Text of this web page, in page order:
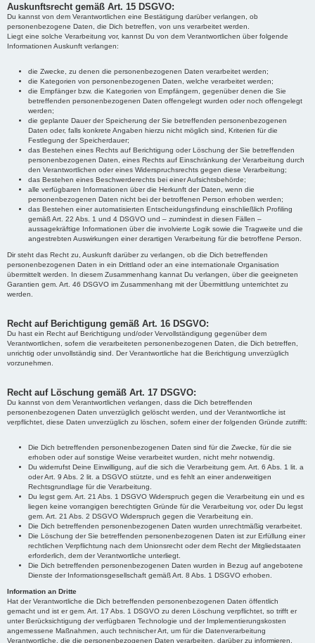
Auskunftsrecht gemäß Art. 15 DSGVO:
Du kannst von dem Verantwortlichen eine Bestätigung darüber verlangen, ob
personenbezogene Daten, die Dich betreffen, von uns verarbeitet werden.
Liegt eine solche Verarbeitung vor, kannst Du von dem Verantwortlichen über folgende
Informationen Auskunft verlangen:
die Zwecke, zu denen die personenbezogenen Daten verarbeitet werden;
die Kategorien von personenbezogenen Daten, welche verarbeitet werden;
die Empfänger bzw. die Kategorien von Empfängern, gegenüber denen die Sie
betreffenden personenbezogenen Daten offengelegt wurden oder noch offengelegt
werden;
die geplante Dauer der Speicherung der Sie betreffenden personenbezogenen
Daten oder, falls konkrete Angaben hierzu nicht möglich sind, Kriterien für die
Festlegung der Speicherdauer;
das Bestehen eines Rechts auf Berichtigung oder Löschung der Sie betreffenden
personenbezogenen Daten, eines Rechts auf Einschränkung der Verarbeitung durch
den Verantwortlichen oder eines Widerspruchsrechts gegen diese Verarbeitung;
das Bestehen eines Beschwerderechts bei einer Aufsichtsbehörde;
alle verfügbaren Informationen über die Herkunft der Daten, wenn die
personenbezogenen Daten nicht bei der betroffenen Person erhoben werden;
das Bestehen einer automatisierten Entscheidungsfindung einschließlich Profiling
gemäß Art. 22 Abs. 1 und 4 DSGVO und – zumindest in diesen Fällen –
aussagekräftige Informationen über die involvierte Logik sowie die Tragweite und die
angestrebten Auswirkungen einer derartigen Verarbeitung für die betroffene Person.
Dir steht das Recht zu, Auskunft darüber zu verlangen, ob die Dich betreffenden
personenbezogenen Daten in ein Drittland oder an eine internationale Organisation
übermittelt werden. In diesem Zusammenhang kannat Du verlangen, über die geeigneten
Garantien gem. Art. 46 DSGVO im Zusammenhang mit der Übermittlung unterrichtet zu
werden.
Recht auf Berichtigung gemäß Art. 16 DSGVO:
Du hast ein Recht auf Berichtigung und/oder Vervollständigung gegenüber dem
Verantwortlichen, sofern die verarbeiteten personenbezogenen Daten, die Dich betreffen,
unrichtig oder unvollständig sind. Der Verantwortliche hat die Berichtigung unverzüglich
vorzunehmen.
Recht auf Löschung gemäß Art. 17 DSGVO:
Du kannst von dem Verantwortlichen verlangen, dass die Dich betreffenden
personenbezogenen Daten unverzüglich gelöscht werden, und der Verantwortliche ist
verpflichtet, diese Daten unverzüglich zu löschen, sofern einer der folgenden Gründe zutrifft:
Die Dich betreffenden personenbezogenen Daten sind für die Zwecke, für die sie
erhoben oder auf sonstige Weise verarbeitet wurden, nicht mehr notwendig.
Du widerrufst Deine Einwilligung, auf die sich die Verarbeitung gem. Art. 6 Abs. 1 lit. a
oder Art. 9 Abs. 2 lit. a DSGVO stützte, und es fehlt an einer anderweitigen
Rechtsgrundlage für die Verarbeitung.
Du legst gem. Art. 21 Abs. 1 DSGVO Widerspruch gegen die Verarbeitung ein und es
liegen keine vorrangigen berechtigten Gründe für die Verarbeitung vor, oder Du legst
gem. Art. 21 Abs. 2 DSGVO Widerspruch gegen die Verarbeitung ein.
Die Dich betreffenden personenbezogenen Daten wurden unrechtmäßig verarbeitet.
Die Löschung der Sie betreffenden personenbezogenen Daten ist zur Erfüllung einer
rechtlichen Verpflichtung nach dem Unionsrecht oder dem Recht der Mitgliedstaaten
erforderlich, dem der Verantwortliche unterliegt.
Die Dich betreffenden personenbezogenen Daten wurden in Bezug auf angebotene
Dienste der Informationsgesellschaft gemäß Art. 8 Abs. 1 DSGVO erhoben.
Information an Dritte
Hat der Verantwortliche die Dich betreffenden personenbezogenen Daten öffentlich
gemacht und ist er gem. Art. 17 Abs. 1 DSGVO zu deren Löschung verpflichtet, so trifft er
unter Berücksichtigung der verfügbaren Technologie und der Implementierungskosten
angemessene Maßnahmen, auch technischer Art, um für die Datenverarbeitung
Verantwortliche, die die personenbezogenen Daten verarbeiten, darüber zu informieren,